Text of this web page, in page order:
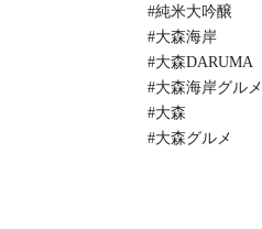
#純米大吟醸
#大森海岸
#大森DARUMA
#大森海岸グルメ
#大森
#大森グルメ